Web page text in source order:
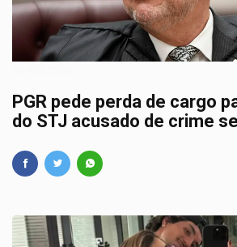
PGR pede perda de cargo
do STJ acusado de crime